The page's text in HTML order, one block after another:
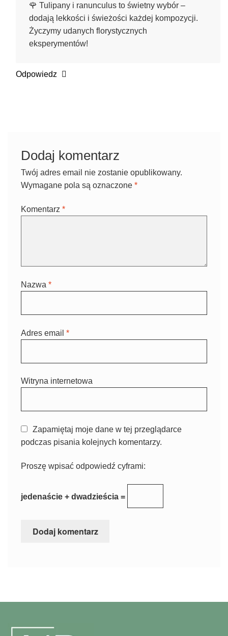
🌹 Tulipany i ranunculus to świetny wybór –
dodają lekkości i świeżości każdej kompozycji.
Życzymy udanych florystycznych
eksperymentów!
Odpowiedz
Dodaj komentarz
Twój adres email nie zostanie opublikowany.
Wymagane pola są oznaczone *
Komentarz *
Nazwa *
Adres email *
Witryna internetowa
Zapamiętaj moje dane w tej przeglądarce
podczas pisania kolejnych komentarzy.
Proszę wpisać odpowiedź cyframi:
jedenaście + dwadzieścia =